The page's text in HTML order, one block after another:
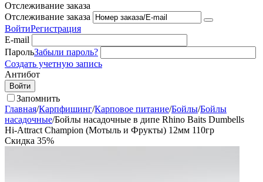
Отслеживание заказа
Отслеживание заказа
ВойтиРегистрация
E-mail
ПарольЗабыли пароль?
Создать учетную запись
Антибот
Войти
Запомнить
Главная/Карпфишинг/Карповое питание/Бойлы/Бойлы
насадочные/Бойлы насадочные в дипе Rhino Baits Dumbells
Hi-Attract Champion (Мотыль и Фрукты) 12мм 110гр
Скидка 35%